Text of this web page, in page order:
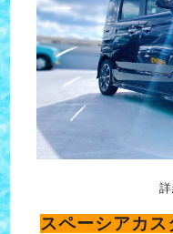
スペーシアカ